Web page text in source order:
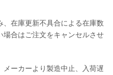
在庫更新不具合による在庫数
合はご注文をキャンセルさせ
メーカーより製造中止、入荷遅